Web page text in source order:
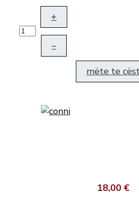
+
–
mëte te
18,00 €